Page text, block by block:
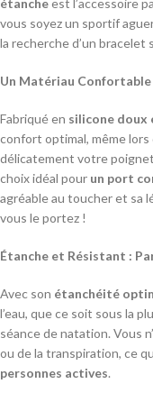
étancheest l’accessoire
vous soyez un sportif
la recherche d’un bracelet
Un Matériau
Fabriqué en silicone doux
confort optimal, même
délicatement votre
choix idéal pour un port
agréable au toucher et sa
vous le portez !
Étanche et Résistant :
Avec son étanchéité
l’eau, que ce soit sous la
séance de natation. Vous
ou de la transpiration, ce
personnes actives.